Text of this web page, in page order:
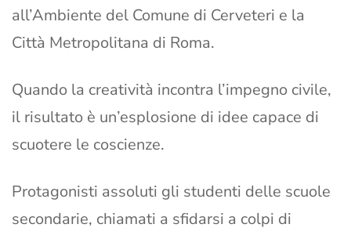
all’Ambiente del Comune di Cerveteri e la
Città Metropolitana di Roma.
Quando la creatività incontra l’impegno civile,
il risultato è un’esplosione di idee capace di
scuotere le coscienze.
Protagonisti assoluti gli studenti delle scuole
secondarie, chiamati a sfidarsi a colpi di